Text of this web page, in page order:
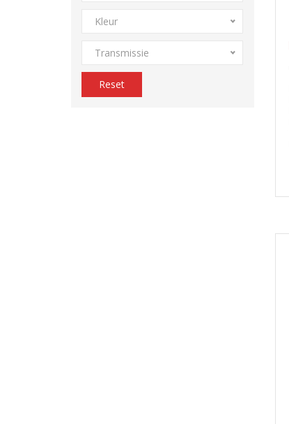
Kleur
Transmissie
Reset